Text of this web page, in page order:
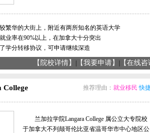
繁华的大街上，附近有两所知名的英语大学
业率在90%以上，在加拿大十分突出
学分转移协议，可申请继续深造
【院校详情】 【我要申请】 【在线
College 推荐理由：就业移民快
兰加拉学院Langara College 属公立大专院校
于加拿大不列颠哥伦比亚省温哥华市中心地区